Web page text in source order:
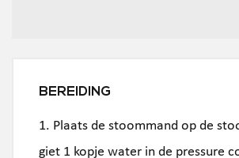
BEREIDING
1. Plaats de stoommand op de
giet 1 kopje water in de pressure